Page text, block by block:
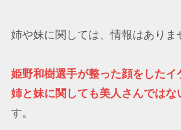
姉や妹に関しては、情報はありま
姫野和樹選手が整った顔をしたイ
姉と妹に関しても美人さんではな
す。